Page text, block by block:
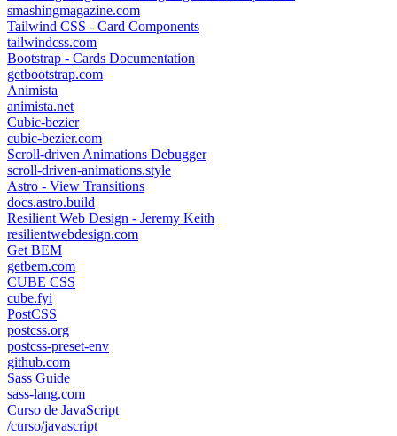
smashingmagazine.com
Tailwind CSS - Card Components
tailwindcss.com
Bootstrap - Cards Documentation
getbootstrap.com
Animista
animista.net
Cubic-bezier
cubic-bezier.com
Scroll-driven Animations Debugger
scroll-driven-animations.style
Astro - View Transitions
docs.astro.build
Resilient Web Design - Jeremy Keith
resilientwebdesign.com
Get BEM
getbem.com
CUBE CSS
cube.fyi
PostCSS
postcss.org
postcss-preset-env
github.com
Sass Guide
sass-lang.com
Curso de JavaScript
/curso/javascript